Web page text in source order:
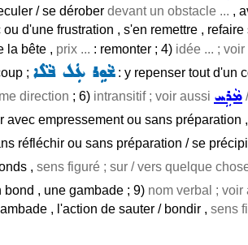
/ se dérober devant un obstacle ... ,
d'une frustration , s'en remettre , refaire
la bête , prix ... : remonter ; 4) idée ... ; voir
; ܫܵܘܹܪ ܥܲܠ ܒܵܠܵܐ: y repenser tout d'un
direction ; 6) intransitif ; voir aussi ܡܵܪܹܚ
avec empressement ou sans
réfléchir ou sans préparation / se
, sens figuré ; sur / vers quelque
bond , une gambade ; 9) nom verbal ; voir
, l'action de sauter / bondir , sens